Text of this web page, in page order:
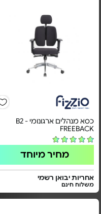
כסא מנהלים ארגונומי - B2
FREEBACK
מחיר מיוחד
אחריות יבואן רשמי
משלוח חינם